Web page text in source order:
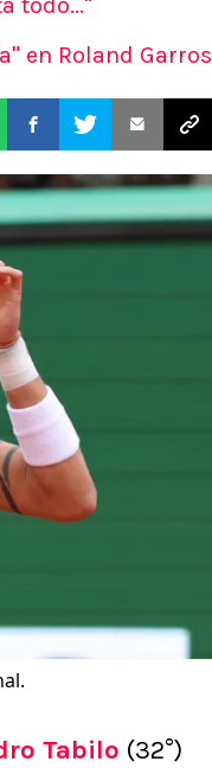
en Roland Garros
Tabilo (32°)